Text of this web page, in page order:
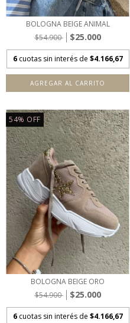
BOLOGNA BEIGE ANIMAL
$54.900
$25.000
6 cuotas sin interés de $4.166,67
AGREGAR AL CARRITO
54% OFF
BOLOGNA BEIGE ORO
$54.900
$25.000
6 cuotas sin interés de $4.166,67